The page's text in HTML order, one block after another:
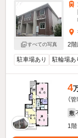
すべての写真
2階
駐車場あり 駐輪場あ
4
（
敷
1